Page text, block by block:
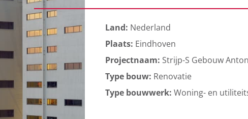
Land: Nederland
Plaats: Eindhoven
Projectnaam: Strijp-S Gebouw Anton
Type bouw: Renovatie
Type bouwwerk: Woning- en